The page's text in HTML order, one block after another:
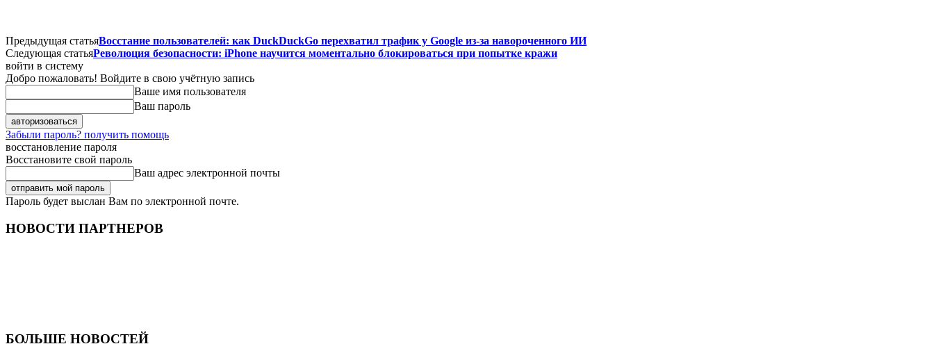
Предыдущая статьяВосстание пользователей: как DuckDuckGo перехватил трафик у Google из-за навороченного ИИ
Следующая статьяРеволюция безопасности: iPhone научится моментально блокироваться при попытке кражи
войти в систему
Добро пожаловать! Войдите в свою учётную запись
Ваше имя пользователя
Ваш пароль
Забыли пароль? получить помощь
восстановление пароля
Восстановите свой пароль
Ваш адрес электронной почты
Пароль будет выслан Вам по электронной почте.
НОВОСТИ ПАРТНЕРОВ
БОЛЬШЕ НОВОСТЕЙ